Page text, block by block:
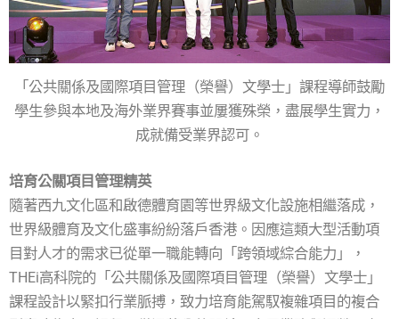
「公共關係及國際項目管理（榮譽）文學士」課程導師鼓勵
學生參與本地及海外業界賽事並屢獲殊榮，盡展學生實力，
成就備受業界認可。
培育公關項目管理精英
隨著西九文化區和啟德體育園等世界級文化設施相繼落成，
世界級體育及文化盛事紛紛落戶香港。因應這類大型活動項
目對人才的需求已從單一職能轉向「跨領域綜合能力」，
THEi高科院的「公共關係及國際項目管理（榮譽）文學士」
課程設計以緊扣行業脈搏，致力培育能駕馭複雜項目的複合